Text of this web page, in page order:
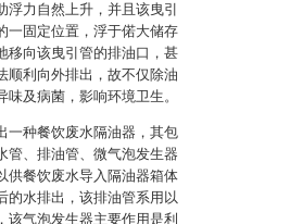
力自然上升，并且该曳引
一固定位置，浮于偌大储存
移向该曳引管的排油口，甚
顺利向外排出，故不仅除油
及病菌，影响环境卫生。
一种餐饮废水隔油器，其包
管、排油管、微气泡发生器
供餐饮废水导入隔油器箱体
的水排出，该排油管系用以
该气泡发生器主要作用是利